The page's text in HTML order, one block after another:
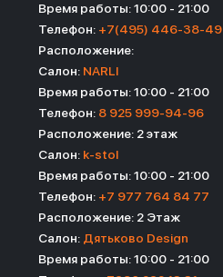
Время работы: 10:00 - 21:00
Телефон: +7(495) 446-38-49
Расположение:
Салон: NARLI
Время работы: 10:00 - 21:00
Телефон: 8 925 999-94-96
Расположение: 2 этаж
Салон: k-stol
Время работы: 10:00 - 21:00
Телефон: ⁠+7 977 764 84 77
Расположение: 2 Этаж
Салон: Дятьково Design
Время работы: 10:00 - 21:00